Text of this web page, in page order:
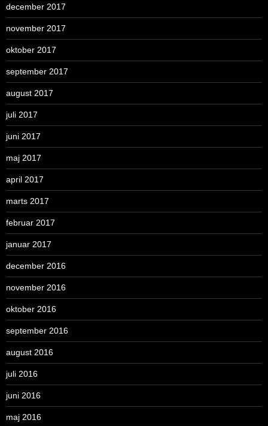
december 2017
november 2017
oktober 2017
september 2017
august 2017
juli 2017
juni 2017
maj 2017
april 2017
marts 2017
februar 2017
januar 2017
december 2016
november 2016
oktober 2016
september 2016
august 2016
juli 2016
juni 2016
maj 2016